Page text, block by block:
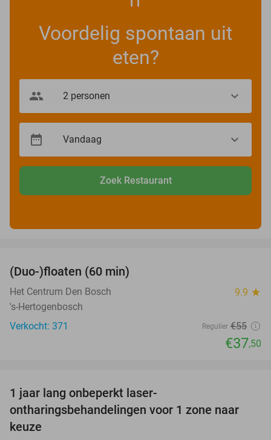
Voordelig spontaan uit
eten?
Zoek Restaurant
(Duo-)floaten (60 min)
Het Centrum Den Bosch 9.9 star
's-Hertogenbosch
Verkocht: 371
Regulier €55
€37,50
1 jaar lang onbeperkt laser-
ontharingsbehandelingen voor 1 zone naar
keuze